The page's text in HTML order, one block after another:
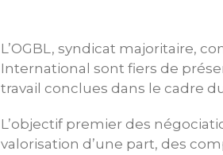
L’OGBL, syndicat majoritaire,
International sont fiers de
travail conclues dans le cadre
L’objectif premier des
valorisation d’une part, des